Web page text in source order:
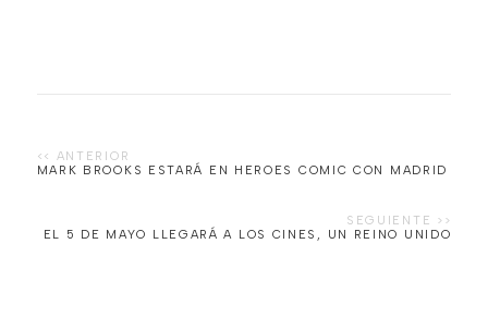
MARK BROOKS ESTARÁ EN HEROES COMIC CON MADRID
EL 5 DE MAYO LLEGARÁ A LOS CINES, UN REINO UNIDO